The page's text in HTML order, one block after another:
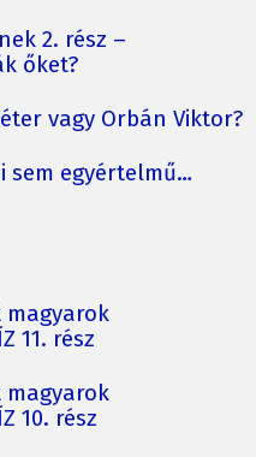
2. rész –
őket?
vagy Orbán Viktor?
sem egyértelmű…
magyarok
11. rész
magyarok
10. rész